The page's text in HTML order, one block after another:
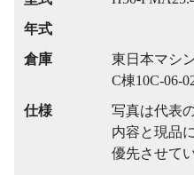
年式
倉庫
東日本マシ
C棟10C-06-
仕様
写真は代表
内容と現品
優先させて